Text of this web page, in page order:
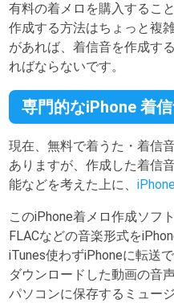
有料の着メロを購入するこ
作成する方法はちょっと複
があれば、着信音を作成す
ればならないです。
専門的なiPhone 着
現在、無料で着うた・着信
ありますが、作成した着信
能などを考えた上に、
このiPhone着メロ作成ソフ
FLACなどの音楽形式を
iTunes使わずiPhoneに転送
ダウンロードした動画の音
パソコンに保存するミュー